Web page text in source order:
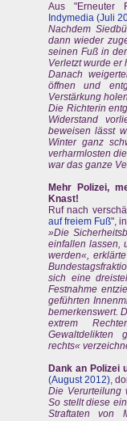
Aus "Erneuter
Indymedia (Juli
Nachdem
dann wieder
seinen Fuß in
Verletzt wurde er
Danach
öffnen und
Verstärkung
Die Richterin
Widerstand
beweisen lässt
Winter ganz
verharmlosten
war das ganze
Mehr Polizei,
Knast!
Ruf nach
auf freiem Fuß",
»Die
einfallen lassen,
werden«,
sich eine
Festnahme
geführten
bemerkenswert.
extrem
Gewaltdelikten
rechts«
Dank an Polizei
(August 2012),
Die Verurteilung
So stellt diese
Straftaten von